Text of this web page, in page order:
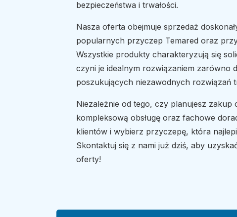
bezpieczeństwa i trwałości.
Nasza oferta obejmuje sprzedaż
popularnych przyczep Temared oraz
Wszystkie produkty charakteryzują się
czyni je idealnym rozwiązaniem zarówno
poszukujących niezawodnych rozwiązań
Niezależnie od tego, czy planujesz
kompleksową obsługę oraz fachowe
klientów i wybierz przyczepę, która
Skontaktuj się z nami już dziś, aby
oferty!